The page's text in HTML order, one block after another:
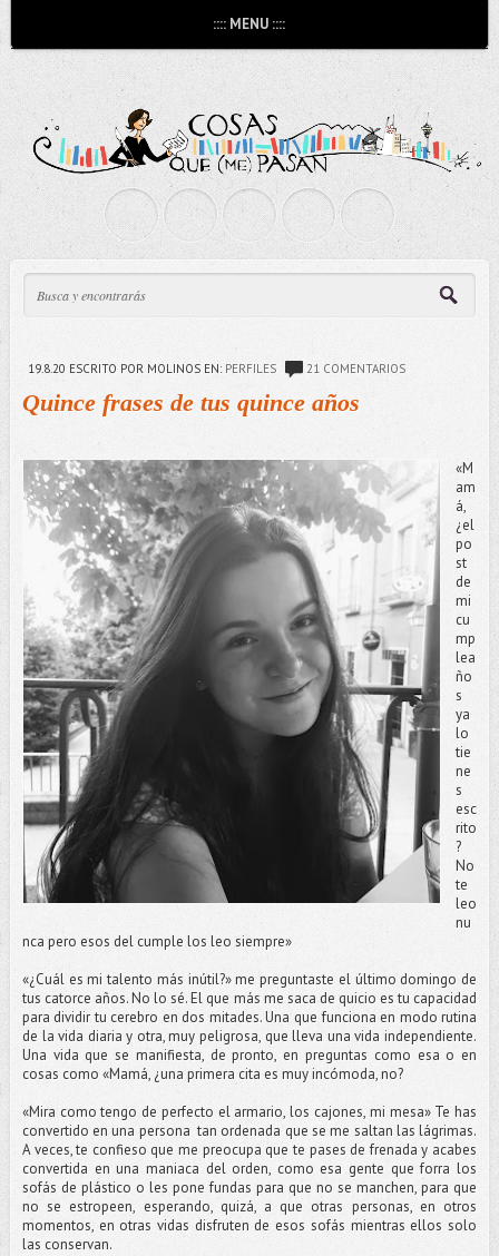
:::: MENU ::::
19.8.20 ESCRITO POR MOLINOS EN: PERFILES 21 COMENTARIOS
Quince frases de tus quince años
«M
am
á,
¿el
po
st
de
mi
cu
mp
lea
ño
s
ya
lo
tie
ne
s
esc
rito
?
No
te
leo
nu
nca pero esos del cumple los leo siempre»
«¿Cuál es mi talento más inútil?» me preguntaste el último domingo de
tus catorce años. No lo sé. El que más me saca de quicio es tu capacidad
para dividir tu cerebro en dos mitades. Una que funciona en modo rutina
de la vida diaria y otra, muy peligrosa, que lleva una vida independiente.
Una vida que se manifiesta, de pronto, en preguntas como esa o en
cosas como «Mamá, ¿una primera cita es muy incómoda, no?
«Mira como tengo de perfecto el armario, los cajones, mi mesa» Te has
convertido en una persona tan ordenada que se me saltan las lágrimas.
A veces, te confieso que me preocupa que te pases de frenada y acabes
convertida en una maniaca del orden, como esa gente que forra los
sofás de plástico o les pone fundas para que no se manchen, para que
no se estropeen, esperando, quizá, a que otras personas, en otros
momentos, en otras vidas disfruten de esos sofás mientras ellos solo
las conservan.